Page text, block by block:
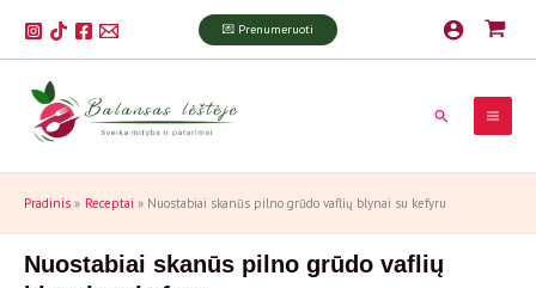
prie
turinio
💌 Prenumeruoti
Paieška
Pradinis Receptai Nuostabiai skanūs pilno grūdo vaflių blynai su kefyru
Nuostabiai skanūs pilno grūdo vaflių
P
i
e